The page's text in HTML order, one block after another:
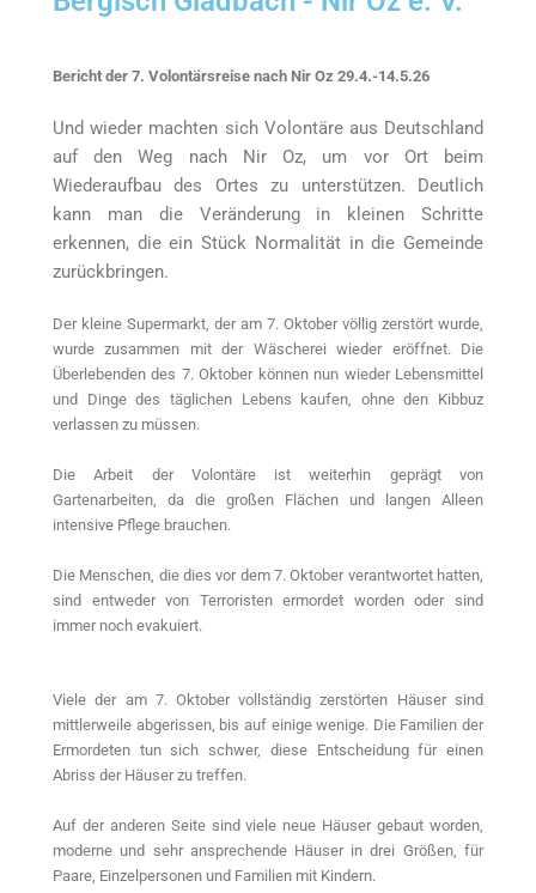
Bericht der 7. Volontärsreise nach Nir Oz 29.4.-14.5.26
Und wieder machten sich Volontäre aus Deutschland
auf den Weg nach Nir Oz, um vor Ort beim
Wiederaufbau des Ortes zu unterstützen. Deutlich
kann man die Veränderung in kleinen Schritte
erkennen, die ein Stück Normalität in die Gemeinde
zurückbringen.
Der kleine Supermarkt, der am 7. Oktober völlig zerstört wurde,
wurde zusammen mit der Wäscherei wieder eröffnet. Die
Überlebenden des 7. Oktober können nun wieder Lebensmittel
und Dinge des täglichen Lebens kaufen, ohne den Kibbuz
verlassen zu müssen.
Die Arbeit der Volontäre ist weiterhin geprägt von
Gartenarbeiten, da die großen Flächen und langen Alleen
intensive Pflege brauchen.
Die Menschen, die dies vor dem 7. Oktober verantwortet hatten,
sind entweder von Terroristen ermordet worden oder sind
immer noch evakuiert.
Viele der am 7. Oktober vollständig zerstörten Häuser sind
mittlerweile abgerissen, bis auf einige wenige. Die Familien der
Ermordeten tun sich schwer, diese Entscheidung für einen
Abriss der Häuser zu treffen.
Auf der anderen Seite sind viele neue Häuser gebaut worden,
moderne und sehr ansprechende Häuser in drei Größen, für
Paare, Einzelpersonen und Familien mit Kindern.